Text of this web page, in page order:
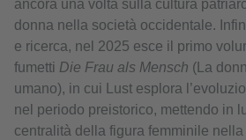
ancora una volta sulla cultura
donna nella società occidentale.
e ricerca, nel 2025 esce il primo
fumetti Die Frau als Mensch (La
umano), in cui Lust esplora
nel periodo preistorico, mettendo in
centralità della figura femminile